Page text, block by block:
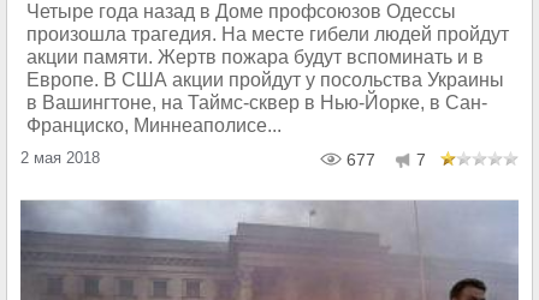
Четыре года назад в Доме профсоюзов Одессы
произошла трагедия. На месте гибели людей пройдут
акции памяти. Жертв пожара будут вспоминать и в
Европе. В США акции пройдут у посольства Украины
в Вашингтоне, на Таймс-сквер в Нью-Йорке, в Сан-
Франциско, Миннеаполисе...
2 мая 2018 677 7